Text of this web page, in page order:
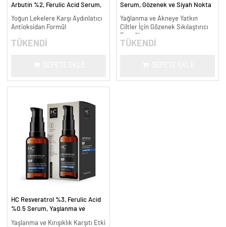
Arbutin %2, Ferulic Acid Serum,
ml.
Yoğun Lekelere Karşı Aydınlatıcı
Antioksidan Formül
TÜKENDİ
Serum, Gözenek ve Siyah Nokta
30 ml.
Yağlanma ve Akneye Yatkın
Ciltler İçin Gözenek Sıkılaştırıcı
Formül
TÜKENDİ
HC Resveratrol %3, Ferulic Acid
%0.5 Serum, Yaşlanma ve
Yaşlanma ve Kırışıklık Karşıtı Etki